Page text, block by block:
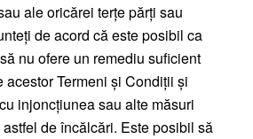
ale oricărei terțe părți sau
de acord că este posibil ca
nu ofere un remediu suficient
Termeni și Condiții și
injoncțiunea sau alte măsuri
de încălcări. Este posibil să